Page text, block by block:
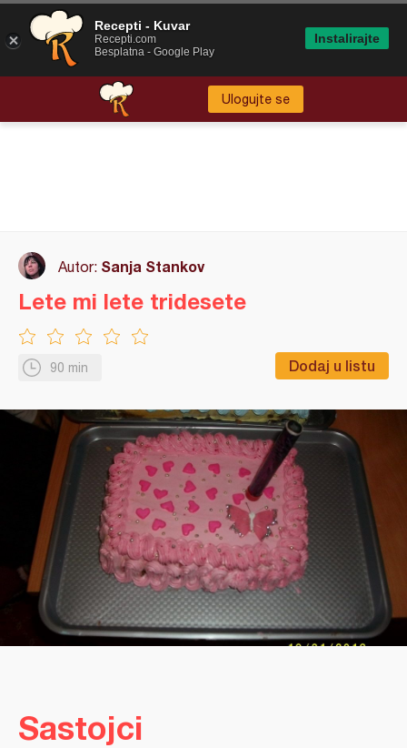
Ulogujte se
Autor: Sanja Stankov
90 min Dodaj u listu
Lete mi lete tridesete
Sastojci
Recepti - Kuvar
Recepti.com
Besplatna - Google Play
Instalirajte